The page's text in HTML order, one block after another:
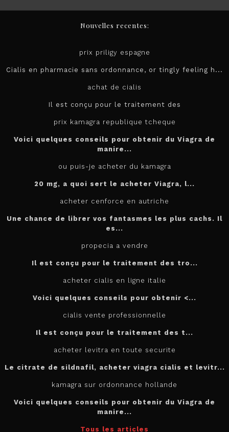
Nouvelles recentes:
prix priligy espagne
Cialis en pharmacie sans ordonnance, or tingly feeling h...
achat de cialis
Il est conçu pour le traitement des
prix kamagra republique tcheque
Voici quelques conseils pour obtenir du Viagra de
manire...
ou puis-je acheter du kamagra
20 mg, a quoi sert le acheter Viagra, l...
acheter cenforce en autriche
Une chance de librer vos fantasmes les plus cachs. Il
es...
propecia a vendre
Il est conçu pour le traitement des tro...
acheter cialis en ligne italie
Voici quelques conseils pour obtenir <...
cialis vente professionnelle
Il est conçu pour le traitement des t...
acheter levitra en toute securite
Le citrate de sildnafil, acheter viagra cialis et levitr...
kamagra sur ordonnance hollande
Voici quelques conseils pour obtenir du Viagra de
manire...
Tous les articles